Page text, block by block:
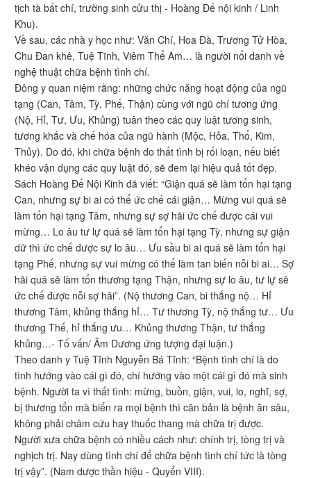
tịch tà bất chí, trường sinh cửu thị - Hoàng Đế nội kinh / Linh
Khu).
Về sau, các nhà y học như: Văn Chí, Hoa Đà, Trương Tử Hòa,
Chu Đan khê, Tuệ Tĩnh, Viêm Thể Am… là người nổi danh về
nghệ thuật chữa bệnh tình chí.
Đông y quan niệm rằng: những chức năng hoạt động của ngũ
tạng (Can, Tâm, Tỳ, Phế, Thận) cùng với ngũ chí tương ứng
(Nộ, Hỉ, Tư, Ưu, Khủng) tuân theo các quy luật tương sinh,
tương khắc và chế hóa của ngũ hành (Mộc, Hỏa, Thổ, Kim,
Thủy). Do đó, khi chữa bệnh do thất tình bị rối loạn, nếu biết
khéo vận dụng các quy luật đó, sẽ đem lại hiệu quả tốt đẹp.
Sách Hoàng Đế Nội Kinh đã viết: “Giận quá sẽ làm tổn hại tạng
Can, nhưng sự bi ai có thể ức chế cái giận… Mừng vui quá sẽ
làm tổn hại tạng Tâm, nhưng sự sợ hãi ức chế được cái vui
mừng… Lo âu tư lự quá sẽ làm tổn hại tạng Tỳ, nhưng sự giận
dữ thì ức chế được sự lo âu… Ưu sầu bi ai quá sẽ làm tổn hại
tạng Phế, nhưng sự vui mừng có thể làm tan biến nỗi bi ai… Sợ
hãi quá sẽ làm tổn thương tạng Thận, nhưng sự lo âu, tư lự sẽ
ức chế được nỗi sợ hãi”. (Nộ thương Can, bi thắng nộ… Hỉ
thương Tâm, khủng thắng hỉ… Tư thương Tỳ, nộ thắng tư… Ưu
thương Thế, hỉ thắng ưu… Khủng thương Thận, tư thắng
khủng…- Tố vấn/ Âm Dương ứng tượng đại luận.)
Theo danh y Tuệ Tĩnh Nguyễn Bá Tĩnh: “Bệnh tình chí là do
tình hướng vào cái gì đó, chí hướng vào một cái gì đó mà sinh
bệnh. Người ta vì thất tình: mừng, buồn, giận, vui, lo, nghĩ, sợ,
bị thương tổn mà biến ra mọi bệnh thì căn bản là bệnh ăn sâu,
không phải châm cứu hay thuốc thang mà chữa trị được.
Người xưa chữa bệnh có nhiều cách như: chính trị, tòng trị và
nghịch trị. Nay dùng tình chí để chữa bệnh tình chí tức là tòng
trị vậy”. (Nam dược thần hiệu - Quyển VIII).